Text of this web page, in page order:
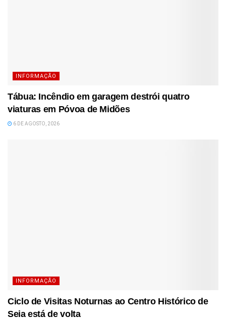
INFORMAÇÃO
Tábua: Incêndio em garagem destrói quatro
viaturas em Póvoa de Midões
6 DE AGOSTO, 2026
INFORMAÇÃO
Ciclo de Visitas Noturnas ao Centro Histórico de
Seia está de volta